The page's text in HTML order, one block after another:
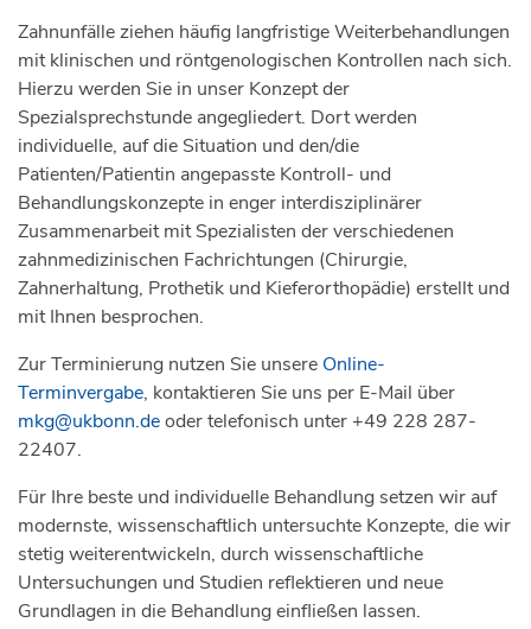
Zahnunfälle ziehen häufig langfristige Weiterbehandlungen
mit klinischen und röntgenologischen Kontrollen nach sich.
Hierzu werden Sie in unser Konzept der
Spezialsprechstunde angegliedert. Dort werden
individuelle, auf die Situation und den/die
Patienten/Patientin angepasste Kontroll- und
Behandlungskonzepte in enger interdisziplinärer
Zusammenarbeit mit Spezialisten der verschiedenen
zahnmedizinischen Fachrichtungen (Chirurgie,
Zahnerhaltung, Prothetik und Kieferorthopädie) erstellt und
mit Ihnen besprochen.
Zur Terminierung nutzen Sie unsere Online-
Terminvergabe, kontaktieren Sie uns per E-Mail über
mkg@ukbonn.deoder telefonisch unter +49 228 287-
22407.
Für Ihre beste und individuelle Behandlung setzen wir auf
modernste, wissenschaftlich untersuchte Konzepte, die wir
stetig weiterentwickeln, durch wissenschaftliche
Untersuchungen und Studien reflektieren und neue
Grundlagen in die Behandlung einfließen lassen.